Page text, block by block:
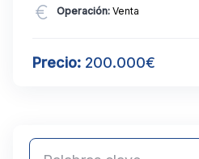
Operación: Venta
Precio: 200.000€